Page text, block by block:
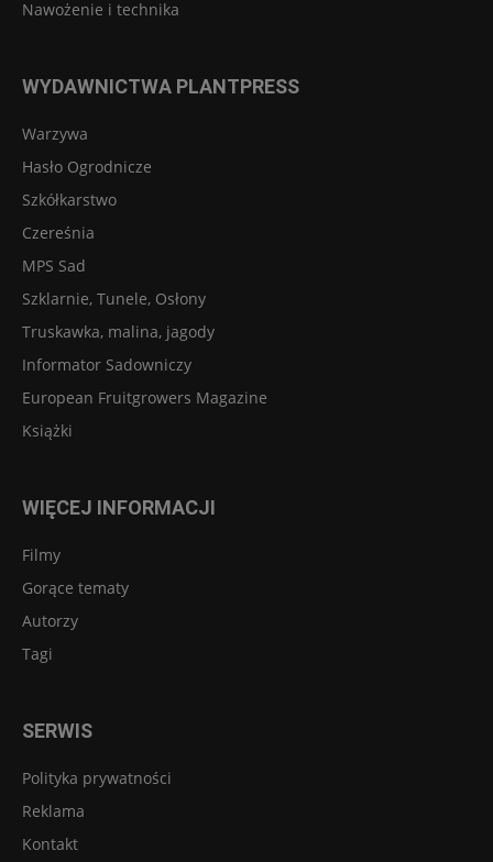
Nawożenie i technika
WYDAWNICTWA PLANTPRESS
Warzywa
Hasło Ogrodnicze
Szkółkarstwo
Czereśnia
MPS Sad
Szklarnie, Tunele, Osłony
Truskawka, malina, jagody
Informator Sadowniczy
European Fruitgrowers Magazine
Książki
WIĘCEJ INFORMACJI
Filmy
Gorące tematy
Autorzy
Tagi
SERWIS
Polityka prywatności
Reklama
Kontakt